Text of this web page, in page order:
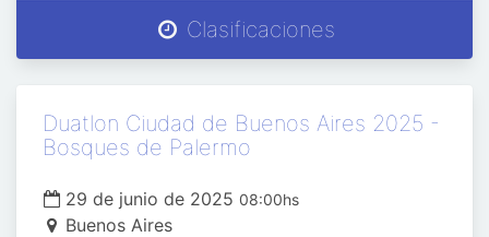
Clasificaciones
Duatlon Ciudad de Buenos Aires 2025 -
Bosques de Palermo
29 de junio de 2025 08:00hs
Buenos Aires